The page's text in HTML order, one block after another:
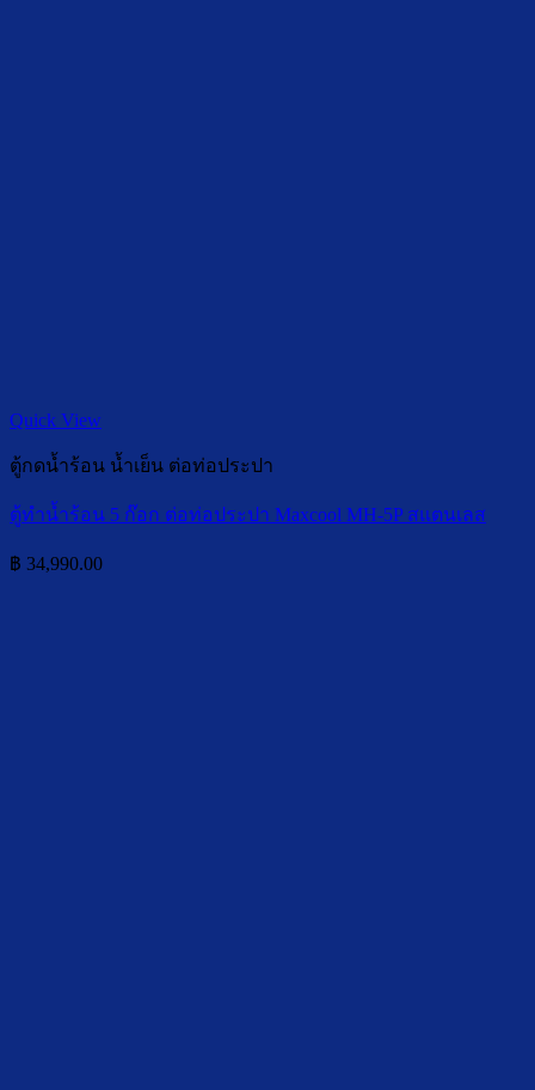
Quick View
ตู้กดน้ำร้อน น้ำเย็น ต่อท่อประปา
ตู้ทำน้ำร้อน 5 ก๊อก ต่อท่อประปา Maxcool MH-5P สแตนเลส
฿ 34,990.00